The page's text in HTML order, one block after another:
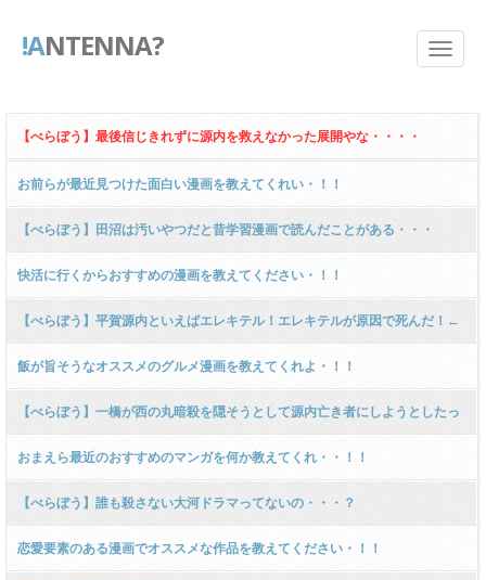
!ANTENNA?
【べらぼう】最後信じきれずに源内を救えなかった展開やな・・・・
お前らが最近見つけた面白い漫画を教えてくれい・！！
【べらぼう】田沼は汚いやつだと昔学習漫画で読んだことがある・・・
快活に行くからおすすめの漫画を教えてください・！！
【べらぼう】平賀源内といえばエレキテル！エレキテルが原因で死んだ！←
これ・・・・
飯が旨そうなオススメのグルメ漫画を教えてくれよ・！！
【べらぼう】一橋が西の丸暗殺を隠そうとして源内亡き者にしようとしたっ
てこと？
おまえら最近のおすすめのマンガを何か教えてくれ・・！！
【べらぼう】誰も殺さない大河ドラマってないの・・・？
恋愛要素のある漫画でオススメな作品を教えてください・！！